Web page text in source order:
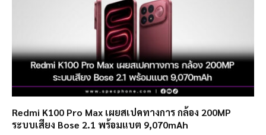
Redmi K100 Pro Max เผยสเปคทางการ กล้อง 200MP
ระบบเสียง Bose 2.1 พร้อมแบต 9,070mAh